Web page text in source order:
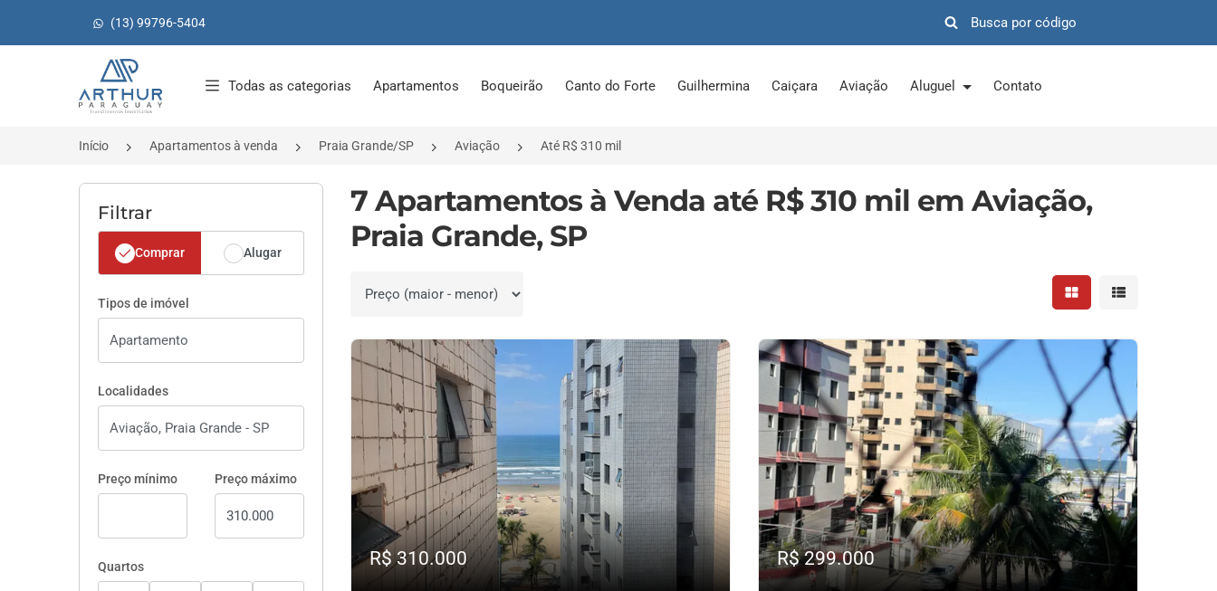
(13) 99796-5404
Página inicial
Todas as categorias Apartamentos Boqueirão Canto do Forte Guilhermina Caiçara Aviação Aluguel Contato
Início Apartamentos à venda Praia Grande/SP Aviação Até R$ 310 mil
Filtrar
Comprar Alugar
Tipos de imóvel
Localidades
Preço mínimo Preço máximo
Quartos
7 Apartamentos à Venda até R$ 310 mil em Aviação,
Praia Grande, SP
Ordenar por Mostrar resultados em
Mostrar
R$ 310.000 R$ 299.000